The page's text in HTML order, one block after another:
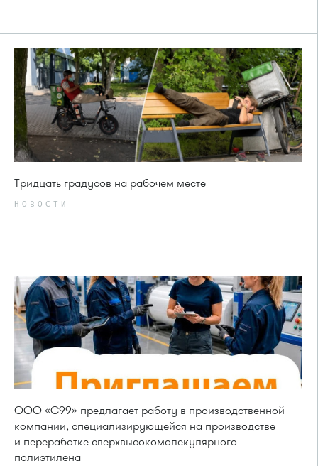
Тридцать градусов на рабочем месте
НОВОСТИ
ООО «С99» предлагает работу в производственной
компании, специализирующейся на производстве
и переработке сверхвысокомолекулярного
полиэтилена